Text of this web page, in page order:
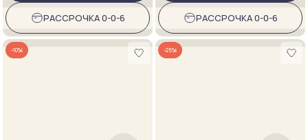
РАССРОЧКА 0-0-6 РАССРОЧКА 0-0-6
-10% -25%